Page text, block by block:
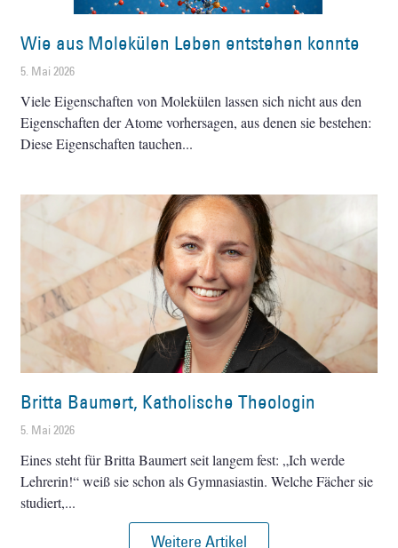
Wie aus Molekülen Leben entstehen konnte
5. Mai 2026
Viele Eigenschaften von Molekülen lassen sich nicht aus den
Eigenschaften der Atome vorhersagen, aus denen sie bestehen:
Diese Eigenschaften tauchen
Britta Baumert, Katholische Theologin
5. Mai 2026
Eines steht für Britta Baumert seit langem fest: „Ich werde
Lehrerin!“ weiß sie schon als Gymnasiastin. Welche Fächer sie
studiert,
Weitere Artikel